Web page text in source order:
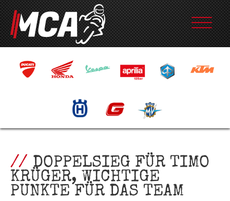
DOPPELSIEG FÜR TIMO
KRÜGER, WICHTIGE
PUNKTE FÜR DAS TEAM